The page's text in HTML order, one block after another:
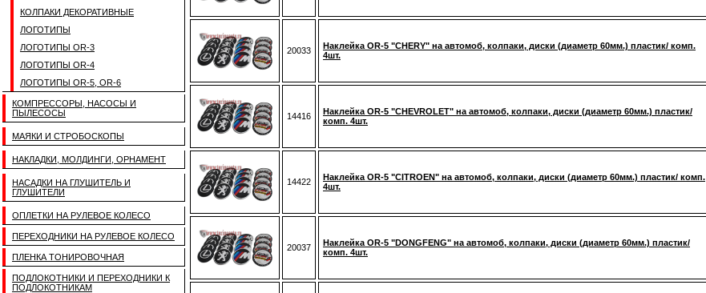
КОЛПАКИ ДЕКОРАТИВНЫЕ
ЛОГОТИПЫ
ЛОГОТИПЫ OR-3
ЛОГОТИПЫ OR-4
ЛОГОТИПЫ OR-5, OR-6
КОМПРЕССОРЫ, НАСОСЫ И
ПЫЛЕСОСЫ
МАЯКИ И СТРОБОСКОПЫ
НАКЛАДКИ, МОЛДИНГИ, ОРНАМЕНТ
НАСАДКИ НА ГЛУШИТЕЛЬ И
ГЛУШИТЕЛИ
ОПЛЕТКИ НА РУЛЕВОЕ КОЛЕСО
ПЕРЕХОДНИКИ НА РУЛЕВОЕ КОЛЕСО
ПЛЕНКА ТОНИРОВОЧНАЯ
ПОДЛОКОТНИКИ И ПЕРЕХОДНИКИ К
ПОДЛОКОТНИКАМ
20033
Наклейка OR-5 "CHERY" на автомоб, колпаки, диски (диаметр 60мм.) пластик/ комп.
4шт.
14416
Наклейка OR-5 "CHEVROLET" на автомоб, колпаки, диски (диаметр 60мм.) пластик/
комп. 4шт.
14422
Наклейка OR-5 "CITROEN" на автомоб, колпаки, диски (диаметр 60мм.) пластик/ комп.
4шт.
20037
Наклейка OR-5 "DONGFENG" на автомоб, колпаки, диски (диаметр 60мм.) пластик/
комп. 4шт.